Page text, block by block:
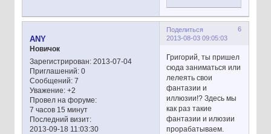
Поделиться
6
2013-08-03 09:05:03
ANY
Новичок
Зарегистрирован: 2013-07-04
Приглашений:0
Сообщений:7
Уважение: +2
Провел на форуме:
7 часов 15 минут
Последний визит:
2013-09-18 11:03:30
Григорий, ты пришел
сюда заниматься или
лелеять свои
фантазии и
иллюзии!? Здесь мы
как раз такие
фантазии и илюзии
прорабатываем.